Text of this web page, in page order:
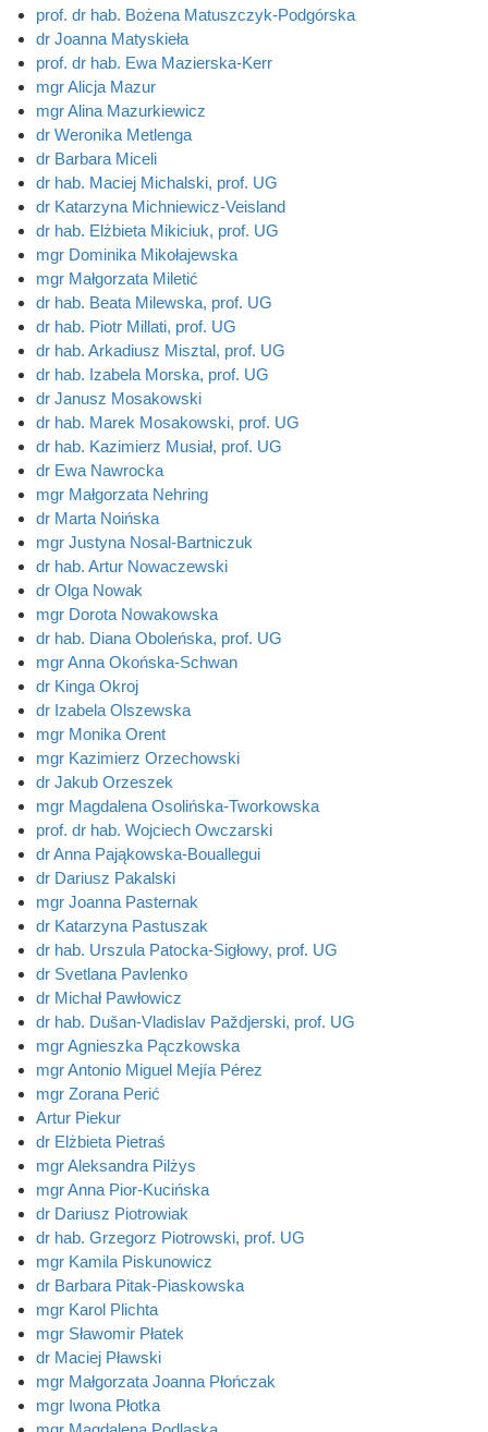
prof. dr hab. Bożena Matuszczyk-Podgórska
dr Joanna Matyskieła
prof. dr hab. Ewa Mazierska-Kerr
mgr Alicja Mazur
mgr Alina Mazurkiewicz
dr Weronika Metlenga
dr Barbara Miceli
dr hab. Maciej Michalski, prof. UG
dr Katarzyna Michniewicz-Veisland
dr hab. Elżbieta Mikiciuk, prof. UG
mgr Dominika Mikołajewska
mgr Małgorzata Miletić
dr hab. Beata Milewska, prof. UG
dr hab. Piotr Millati, prof. UG
dr hab. Arkadiusz Misztal, prof. UG
dr hab. Izabela Morska, prof. UG
dr Janusz Mosakowski
dr hab. Marek Mosakowski, prof. UG
dr hab. Kazimierz Musiał, prof. UG
dr Ewa Nawrocka
mgr Małgorzata Nehring
dr Marta Noińska
mgr Justyna Nosal-Bartniczuk
dr hab. Artur Nowaczewski
dr Olga Nowak
mgr Dorota Nowakowska
dr hab. Diana Oboleńska, prof. UG
mgr Anna Okońska-Schwan
dr Kinga Okroj
dr Izabela Olszewska
mgr Monika Orent
mgr Kazimierz Orzechowski
dr Jakub Orzeszek
mgr Magdalena Osolińska-Tworkowska
prof. dr hab. Wojciech Owczarski
dr Anna Pająkowska-Bouallegui
dr Dariusz Pakalski
mgr Joanna Pasternak
dr Katarzyna Pastuszak
dr hab. Urszula Patocka-Sigłowy, prof. UG
dr Svetlana Pavlenko
dr Michał Pawłowicz
dr hab. Dušan-Vladislav Paždjerski, prof. UG
mgr Agnieszka Pączkowska
mgr Antonio Miguel Mejía Pérez
mgr Zorana Perić
Artur Piekur
dr Elżbieta Pietraś
mgr Aleksandra Pilżys
mgr Anna Pior-Kucińska
dr Dariusz Piotrowiak
dr hab. Grzegorz Piotrowski, prof. UG
mgr Kamila Piskunowicz
dr Barbara Pitak-Piaskowska
mgr Karol Plichta
mgr Sławomir Płatek
dr Maciej Pławski
mgr Małgorzata Joanna Płończak
mgr Iwona Płotka